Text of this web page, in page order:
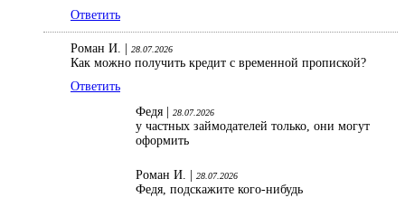
Ответить
Роман И. | 28.07.2026
Как можно получить кредит с временной пропиской?
Ответить
Федя |
28.07.2026
у частных займодателей только, они могут
оформить
Роман И. | 28.07.2026
Федя, подскажите кого-нибудь